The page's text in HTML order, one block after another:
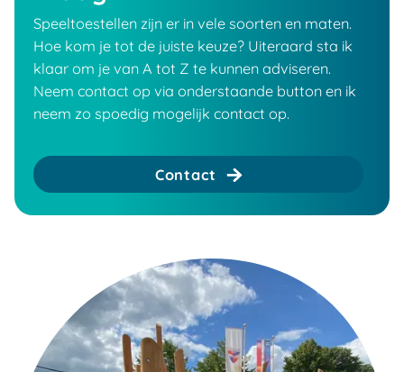
Speeltoestellen zijn er in vele soorten en maten.
Hoe kom je tot de juiste keuze? Uiteraard sta ik
klaar om je van A tot Z te kunnen adviseren.
Neem contact op via onderstaande button en ik
neem zo spoedig mogelijk contact op.
Contact